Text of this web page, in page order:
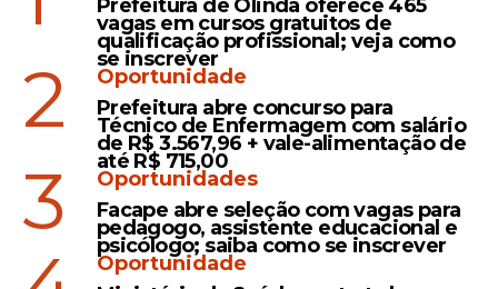
montante de R$ 30.000,00.
O interior paulista concentrou os dois
últimos prêmios principais da rodada deste
sábado. A casa lotérica Casa da Sorte
Loterias, situada no município de
Catanduva, em São Paulo
bilhete número 071865, o que rendeu uma
recompensa de R$ 25.000,00 para o cliente
da unidade.
Prefeitura de Olinda oferece 465
vagas em cursos gratuitos de
qualificação profissional; veja como
se inscrever
2
Oportunidade
Prefeitura abre concurso para
Técnico de Enfermagem com salário
de R$ 3.567,96 + vale-alimentação de
até R$ 715,00
3
Oportunidades
Facape abre seleção com vagas para
pedagogo, assistente educacional e
psicólogo; saiba como se inscrever
Oportunidade